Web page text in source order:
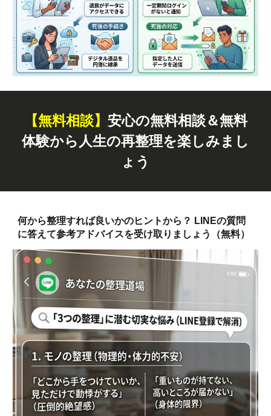
【無料相談】 安心の無料相談＆無料
体験から人生の再整理を楽しみまし
ょう
何から整理すれば良いかのヒントから？ LINEの質問
に答えて参考アドバイスを受け取りましょう（無料）